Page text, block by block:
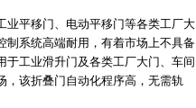
业平移门、电动平移门等各类工厂大
制系统高端耐用，有着市场上不具备
于工业滑升门及各类工厂大门、车间
，该折叠门自动化程序高，无需轨